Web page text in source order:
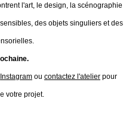
l'art, le design, la scénographie
des objets singuliers et des
Instagram ou contactez l'atelier pour
votre projet.